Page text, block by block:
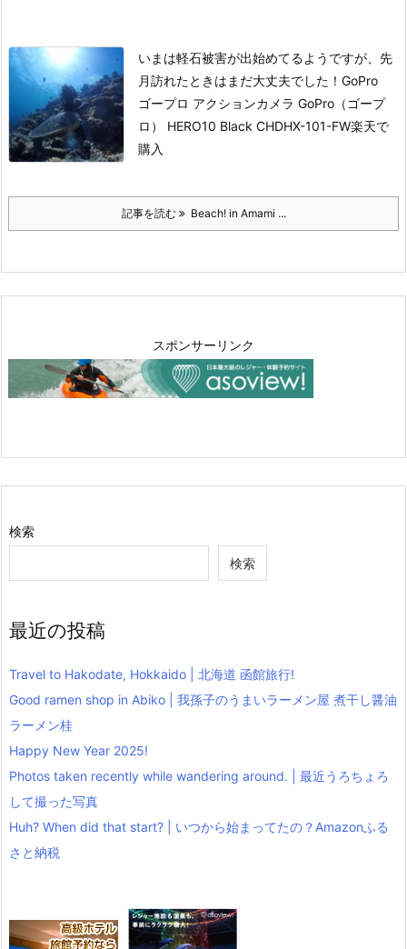
いまは軽石被害が出始めてるようですが、先
月訪れたときはまだ大丈夫でした！ GoPro
ゴープロ アクションカメラ GoPro（ゴープ
ロ） HERO10 Black CHDHX-101-FW楽天で
購入
記事を読む Beach! in Amami ...
スポンサーリンク
検索
検索
最近の投稿
Travel to Hakodate, Hokkaido | 北海道 函館旅行!
Good ramen shop in Abiko | 我孫子のうまいラーメン屋 煮干し醤油
ラーメン桂
Happy New Year 2025!
Photos taken recently while wandering around. | 最近うろちょろ
して撮った写真
Huh? When did that start? | いつから始まってたの？Amazonふる
さと納税